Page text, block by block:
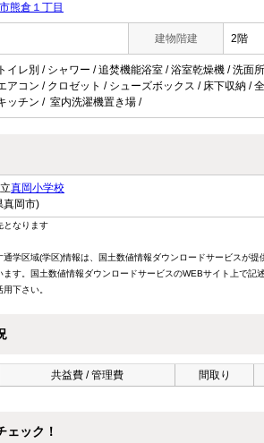
熊倉１丁目
建物階建 2階
イレ別 / シャワー / 追焚機能浴室 / 浴室乾燥機 / 洗面
アコン / クロゼット / シューズボックス / 床下収納 /
ッチン / 室内洗濯機置き場 /
真岡小学校
真岡市)
となります
学区域(学区)情報は、国土数値情報ダウンロードサービス
す。国土数値情報ダウンロードサービスのWEBサイト上で
下さい。
共益費 / 管理費 間取り
ェック！